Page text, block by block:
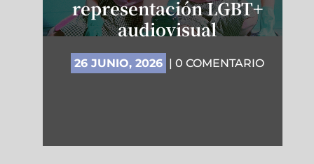
representación LGBT+
audiovisual
26 JUNIO, 2026 | 0 COMENTARIO